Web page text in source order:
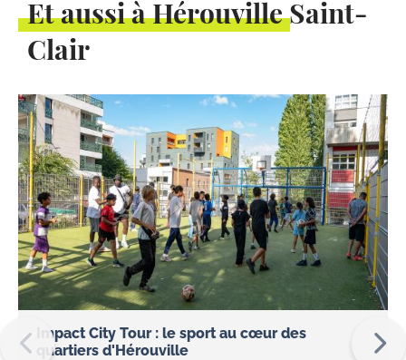
Et aussi à Hérouville Saint-
Clair
Impact City Tour : le sport au cœur des
quartiers d'Hérouville